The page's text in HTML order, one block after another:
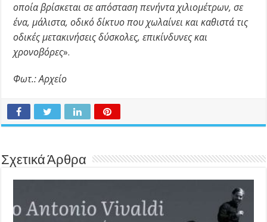
οποία βρίσκεται σε απόσταση πενήντα χιλιομέτρων, σε
ένα, μάλιστα, οδικό δίκτυο που χωλαίνει και καθιστά τις
οδικές μετακινήσεις δύσκολες, επικίνδυνες και
χρονοβόρες».
Φωτ.: Αρχείο
Σχετικά Άρθρα